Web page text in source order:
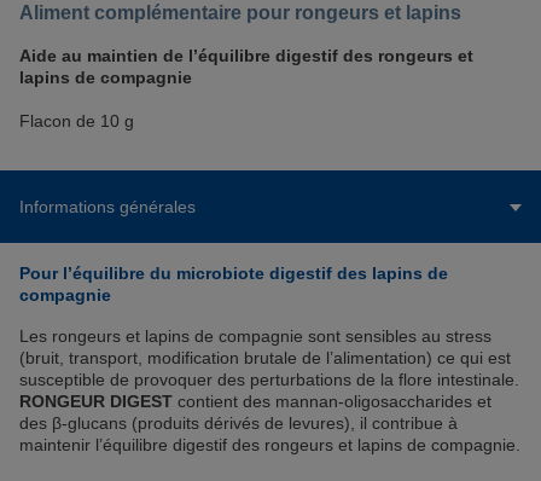
Aliment complémentaire pour rongeurs et lapins
Aide au maintien de l’équilibre digestif des rongeurs et
lapins de compagnie
Flacon de 10 g
Informations générales
Pour l’équilibre du microbiote digestif des lapins de
compagnie
Les rongeurs et lapins de compagnie sont sensibles au stress
(bruit, transport, modification brutale de l’alimentation) ce qui est
susceptible de provoquer des perturbations de la flore intestinale.
RONGEUR DIGEST contient des mannan-oligosaccharides et
des β-glucans (produits dérivés de levures), il contribue à
maintenir l’équilibre digestif des rongeurs et lapins de compagnie.